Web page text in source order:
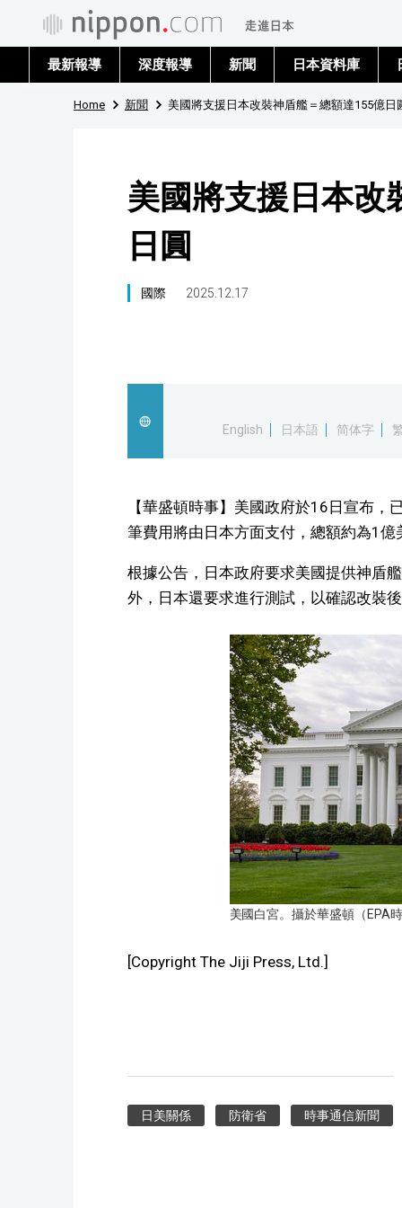
最新報導 深度報導 新聞 日本資料庫
Home 新聞 美國將支援日本改裝神盾艦＝總額達155億日
美國將支援日本改
日圓
國際 2025.12.17
English 日本語 简体字
【華盛頓時事】美國政府於16日宣布
筆費用將由日本方面支付，總額約為1
根據公告，日本政府要求美國提供神盾
外，日本還要求進行測試，以確認改裝
美國白宮。攝於華盛頓（EPA
[Copyright The Jiji Press, Ltd.]
日美關係 防衛省 時事通信新聞